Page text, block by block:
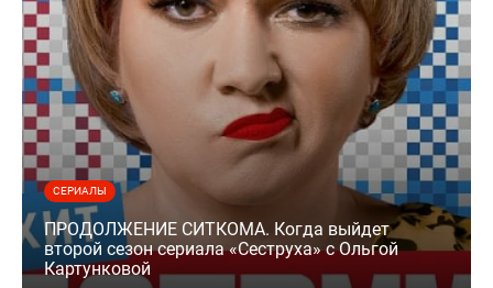
СЕРИАЛЫ
ПРОДОЛЖЕНИЕ СИТКОМА. Когда выйдет
второй сезон сериала «Сеструха» с Ольгой
Картунковой